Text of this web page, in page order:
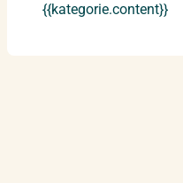
{{kategorie.content}}